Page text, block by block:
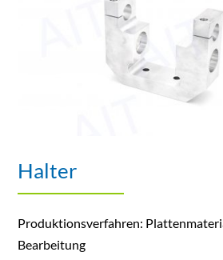
Halter
Produktionsverfahren:
Bearbeitung